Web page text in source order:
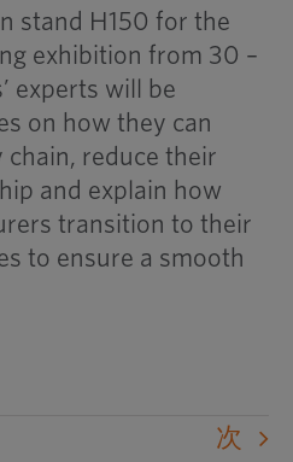
stand H150 for the
exhibition from 30 –
experts will be
on how they can
reduce their
and explain how
transition to their
to ensure a smooth
次